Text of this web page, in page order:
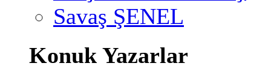
Savaş ŞENEL
Konuk Yazarlar